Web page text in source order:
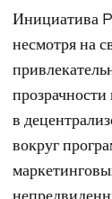
Инициатива
несмотря на
в
вокруг